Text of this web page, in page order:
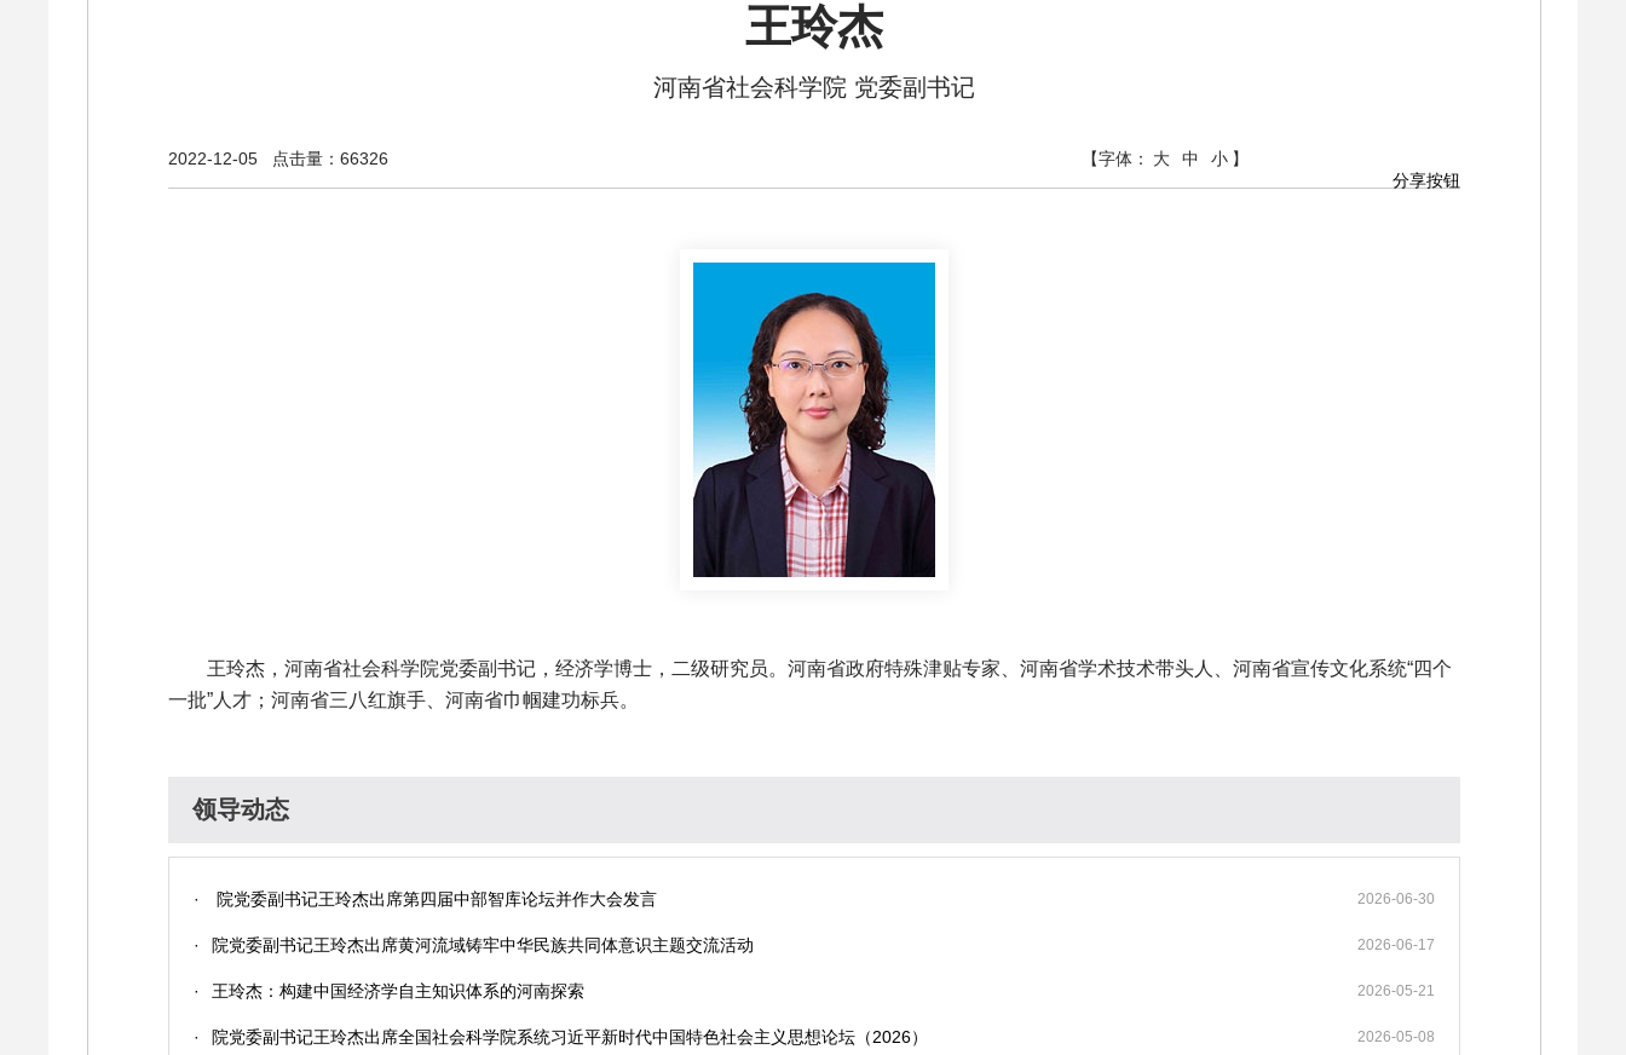
王玲杰
河南省社会科学院 党委副书记
2022-12-05 点击量：66326 【字体： 大 中 小 】
分享按钮
王玲杰，河南省社会科学院党委副书记，经济学博士，二级研究员。河南省政府特殊津贴专家、河南省学术技术带头人、河南省宣传文化系统“四个
一批”人才；河南省三八红旗手、河南省巾帼建功标兵。
领导动态
· 院党委副书记王玲杰出席第四届中部智库论坛并作大会发言 2026-06-30
· 院党委副书记王玲杰出席黄河流域铸牢中华民族共同体意识主题交流活动 2026-06-17
· 王玲杰：构建中国经济学自主知识体系的河南探索 2026-05-21
· 院党委副书记王玲杰出席全国社会科学院系统习近平新时代中国特色社会主义思想论坛（2026） 2026-05-08